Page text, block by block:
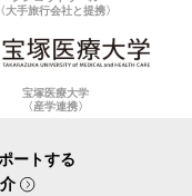
〈大手旅行会社と提携〉
宝塚医療大学
〈産学連携〉
ートする